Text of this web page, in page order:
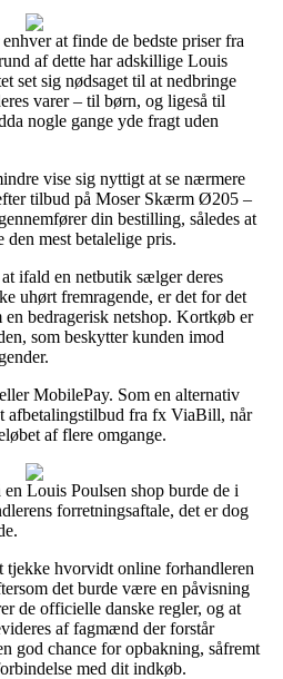
at finde de bedste priser fra
af dette har adskillige Louis
set sig nødsaget til at nedbringe
varer – til børn, og ligeså til
nogle gange yde fragt uden
vise sig nyttigt at se nærmere
tilbud på Moser Skærm Ø205 –
din bestilling, således at
den mest betalelige pris.
ifald en netbutik sælger deres
uhørt fremragende, er det for det
bedragerisk netshop. Kortkøb er
som beskytter kunden imod
MobilePay. Som en alternativ
afbetalingstilbud fra fx ViaBill, når
af flere omgange.
Louis Poulsen shop burde de i
forretningsaftale, det er dog
tjekke hvorvidt online forhandleren
det burde være en påvisning
de officielle danske regler, og at
af fagmænd der forstår
god chance for opbakning, såfremt
med dit indkøb.